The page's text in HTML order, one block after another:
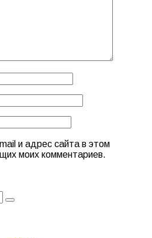
и адрес сайта в этом
моих комментариев.